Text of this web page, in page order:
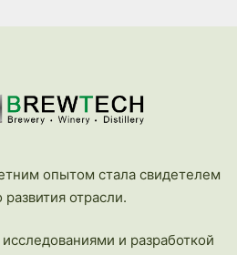
опытом стала свидетелем
отрасли.
и разработкой